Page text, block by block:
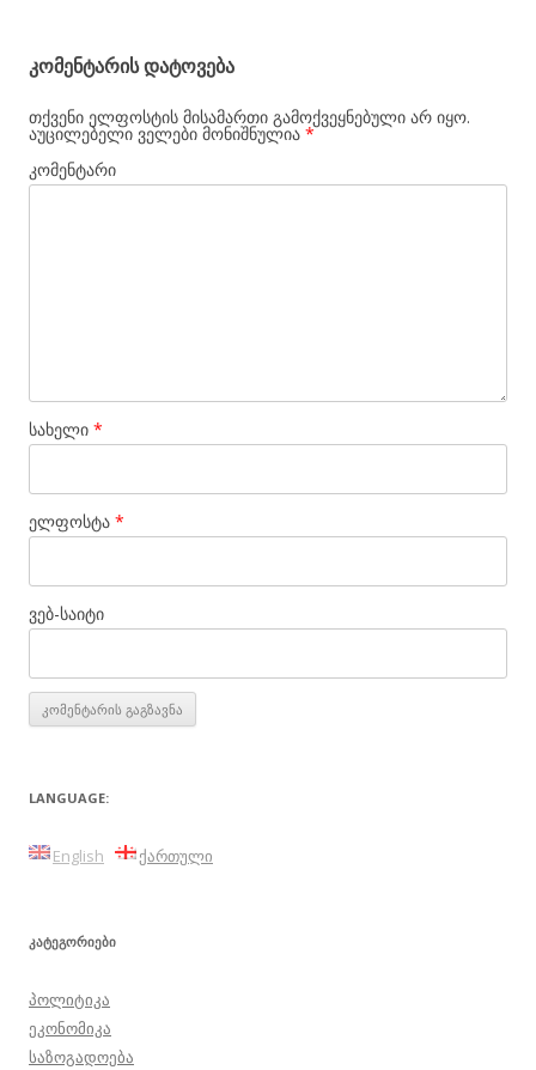
კომენტარის დატოვება
თქვენი ელფოსტის მისამართი გამოქვეყნებული არ იყო.
აუცილებელი ველები მონიშნულია *
კომენტარი
სახელი *
ელფოსტა *
ვებ-საიტი
LANGUAGE:
English ქართული
ᲙᲐᲢᲔᲒᲝᲠᲘᲔᲑᲘ
პოლიტიკა
ეკონომიკა
საზოგადოება